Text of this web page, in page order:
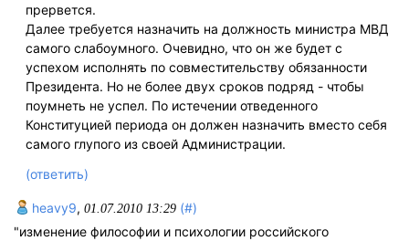
прервется.
Далее требуется назначить на должность министра МВД
самого слабоумного. Очевидно, что он же будет с
успехом исполнять по совместительству обязанности
Президента. Но не более двух сроков подряд - чтобы
поумнеть не успел. По истечении отведенного
Конституцией периода он должен назначить вместо себя
самого глупого из своей Администрации.
(ответить)
heavy9, 01.07.2010 13:29 (#)
"изменение философии и психологии российского